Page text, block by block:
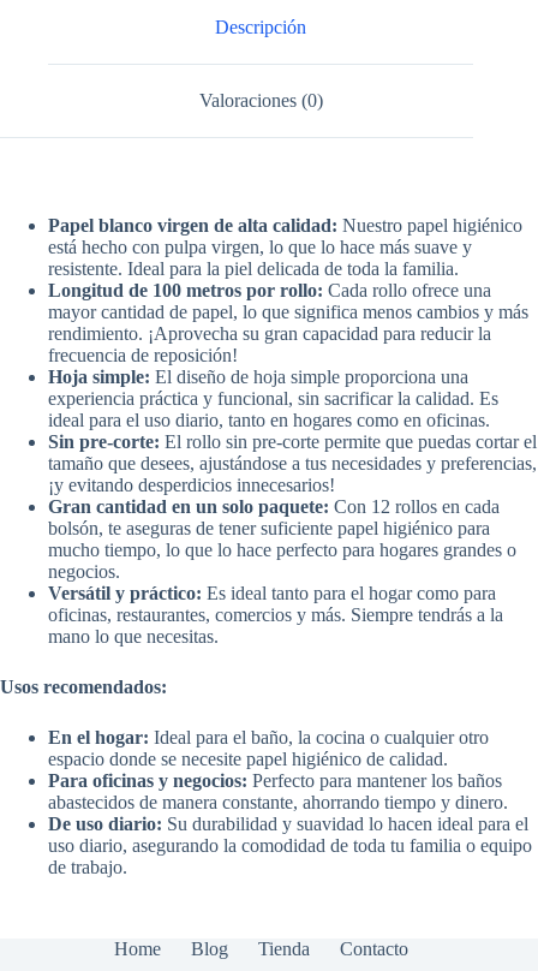
Descripción
Valoraciones (0)
Papel blanco virgen de alta calidad: Nuestro papel higiénico
está hecho con pulpa virgen, lo que lo hace más suave y
resistente. Ideal para la piel delicada de toda la familia.
Longitud de 100 metros por rollo: Cada rollo ofrece una
mayor cantidad de papel, lo que significa menos cambios y más
rendimiento. ¡Aprovecha su gran capacidad para reducir la
frecuencia de reposición!
Hoja simple: El diseño de hoja simple proporciona una
experiencia práctica y funcional, sin sacrificar la calidad. Es
ideal para el uso diario, tanto en hogares como en oficinas.
Sin pre-corte: El rollo sin pre-corte permite que puedas cortar el
tamaño que desees, ajustándose a tus necesidades y preferencias,
¡y evitando desperdicios innecesarios!
Gran cantidad en un solo paquete: Con 12 rollos en cada
bolsón, te aseguras de tener suficiente papel higiénico para
mucho tiempo, lo que lo hace perfecto para hogares grandes o
negocios.
Versátil y práctico: Es ideal tanto para el hogar como para
oficinas, restaurantes, comercios y más. Siempre tendrás a la
mano lo que necesitas.
Usos recomendados:
En el hogar: Ideal para el baño, la cocina o cualquier otro
espacio donde se necesite papel higiénico de calidad.
Para oficinas y negocios: Perfecto para mantener los baños
abastecidos de manera constante, ahorrando tiempo y dinero.
De uso diario: Su durabilidad y suavidad lo hacen ideal para el
uso diario, asegurando la comodidad de toda tu familia o equipo
de trabajo.
Home Blog Tienda Contacto